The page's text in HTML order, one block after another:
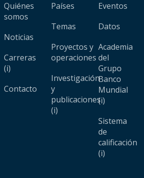
Quiénes
somos
Noticias
Carreras
(i)
Contacto
Países
Temas
Proyectos y
operaciones
Investigación
y
publicaciones
(i)
Eventos
Datos
Academia
del
Grupo
Banco
Mundial
(i)
Sistema
de
calificación
(i)